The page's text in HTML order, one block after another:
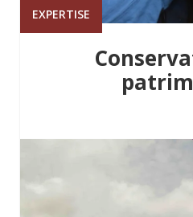
EXPERTISE